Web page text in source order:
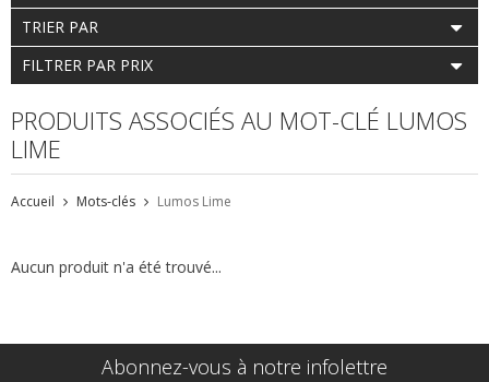
TRIER PAR
FILTRER PAR PRIX
PRODUITS ASSOCIÉS AU MOT-CLÉ LUMOS
LIME
Accueil Mots-clés Lumos Lime
Aucun produit n'a été trouvé...
Abonnez-vous à notre infolettre